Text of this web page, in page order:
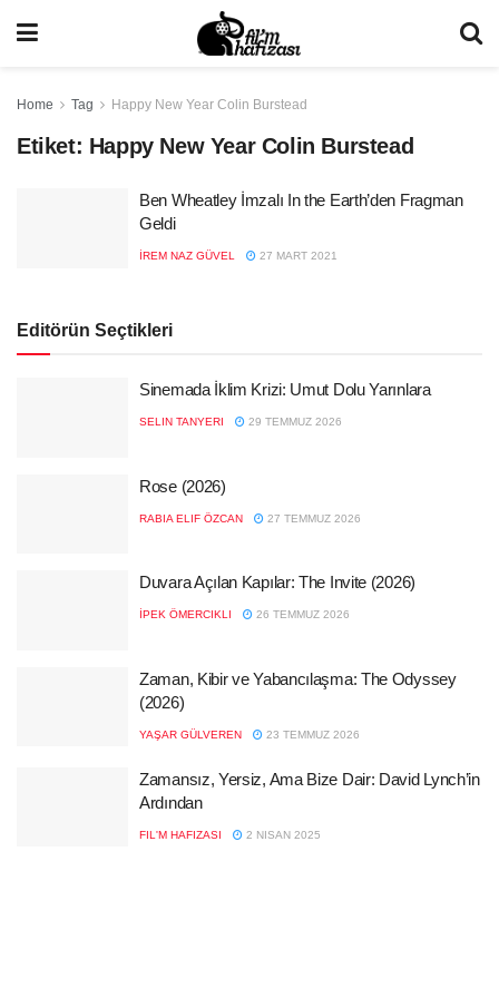
Home Tag Happy New Year Colin Burstead
Etiket: Happy New Year Colin Burstead
Ben Wheatley İmzalı In the Earth’den Fragman
Geldi
İREM NAZ GÜVEL 27 MART 2021
Editörün Seçtikleri
Sinemada İklim Krizi: Umut Dolu Yarınlara
SELIN TANYERI 29 TEMMUZ 2026
Rose (2026)
RABIA ELIF ÖZCAN 27 TEMMUZ 2026
Duvara Açılan Kapılar: The Invite (2026)
İPEK ÖMERCIKLI 26 TEMMUZ 2026
Zaman, Kibir ve Yabancılaşma: The Odyssey
(2026)
YAŞAR GÜLVEREN 23 TEMMUZ 2026
Zamansız, Yersiz, Ama Bize Dair: David Lynch’in
Ardından
FIL'M HAFIZASI 2 NISAN 2025